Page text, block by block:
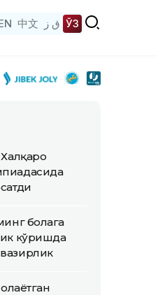
中文 ق ز ЎЗ
болага
кўришда